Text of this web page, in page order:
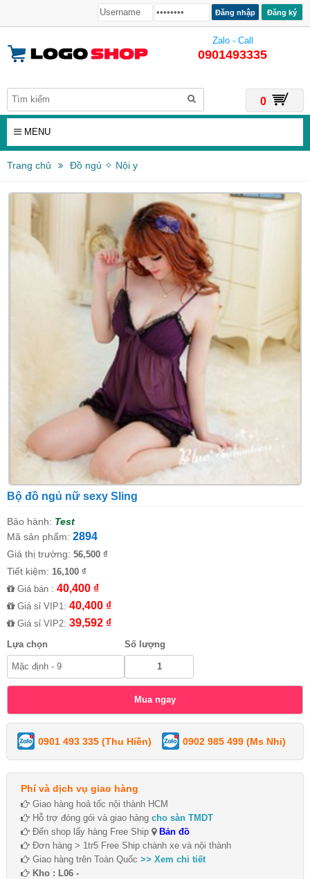
Đăng ký
Zalo - Call
0901493335
0
MENU
Trang chủ Đồ ngủ ✧ Nội y
Bộ đồ ngủ nữ sexy Sling
Bảo hành: Test
Mã sản phẩm: 2894
Giá thị trường: 56,500 ₫
Tiết kiệm: 16,100 ₫
Giá bán : 40,400 ₫
Giá sỉ VIP1: 40,400 ₫
Giá sỉ VIP2: 39,592 ₫
Lựa chọn Số lượng
0901 493 335 (Thu Hiền) 0902 985 499 (Ms Nhi)
Phí và dịch vụ giao hàng
Giao hàng hoả tốc nội thành HCM
Hỗ trợ đóng gói và giao hàng cho sàn TMDT
Đến shop lấy hàng Free Ship
Bản đồ
Đơn hàng > 1tr5 Free Ship chành xe và nội thành
Giao hàng trên Toàn Quốc >> Xem chi tiết
Kho : L06 -